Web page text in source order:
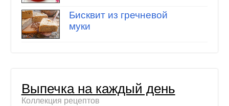
Бисквит из гречневой
муки
Выпечка на каждый день
Коллекция рецептов